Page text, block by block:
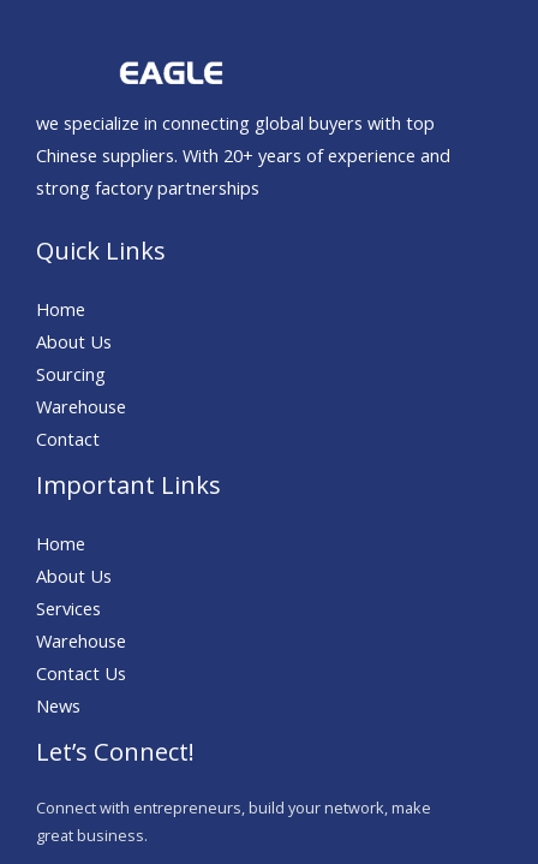
we specialize in connecting global buyers with top
Chinese suppliers. With 20+ years of experience and
strong factory partnerships
Quick Links
Home
About Us
Sourcing
Warehouse
Contact
Important Links
Home
About Us
Services
Warehouse
Contact Us
News
Let’s Connect!
Connect with entrepreneurs, build your network, make
great business.